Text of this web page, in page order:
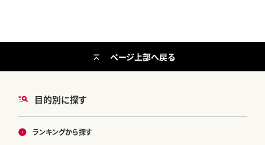
目的別に探す
ランキングから探す
ページ上部へ戻る